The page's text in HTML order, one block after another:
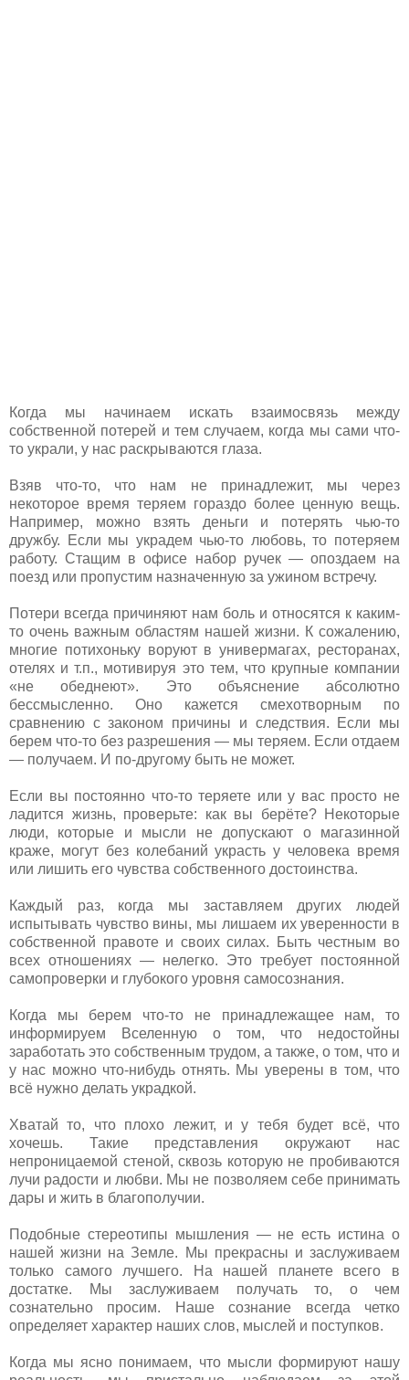
Когда мы начинаем искать взаимосвязь между
собственной потерей и тем случаем, когда мы сами что-
то украли, у нас раскрываются глаза.
Взяв что-то, что нам не принадлежит, мы через
некоторое время теряем гораздо более ценную вещь.
Например, можно взять деньги и потерять чью-то
дружбу. Если мы украдем чью-то любовь, то потеряем
работу. Стащим в офисе набор ручек — опоздаем на
поезд или пропустим назначенную за ужином встречу.
Потери всегда причиняют нам боль и относятся к каким-
то очень важным областям нашей жизни. К сожалению,
многие потихоньку воруют в универмагах, ресторанах,
отелях и т.п., мотивируя это тем, что крупные компании
«не обеднеют». Это объяснение абсолютно
бессмысленно. Оно кажется смехотворным по
сравнению с законом причины и следствия. Если мы
берем что-то без разрешения — мы теряем. Если отдаем
— получаем. И по-другому быть не может.
Если вы постоянно что-то теряете или у вас просто не
ладится жизнь, проверьте: как вы берёте? Некоторые
люди, которые и мысли не допускают о магазинной
краже, могут без колебаний украсть у человека время
или лишить его чувства собственного достоинства.
Каждый раз, когда мы заставляем других людей
испытывать чувство вины, мы лишаем их уверенности в
собственной правоте и своих силах. Быть честным во
всех отношениях — нелегко. Это требует постоянной
самопроверки и глубокого уровня самосознания.
Когда мы берем что-то не принадлежащее нам, то
информируем Вселенную о том, что недостойны
заработать это собственным трудом, а также, о том, что и
у нас можно что-нибудь отнять. Мы уверены в том, что
всё нужно делать украдкой.
Хватай то, что плохо лежит, и у тебя будет всё, что
хочешь. Такие представления окружают нас
непроницаемой стеной, сквозь которую не пробиваются
лучи радости и любви. Мы не позволяем себе принимать
дары и жить в благополучии.
Подобные стереотипы мышления — не есть истина о
нашей жизни на Земле. Мы прекрасны и заслуживаем
только самого лучшего. На нашей планете всего в
достатке. Мы заслуживаем получать то, о чем
сознательно просим. Наше сознание всегда четко
определяет характер наших слов, мыслей и поступков.
Когда мы ясно понимаем, что мысли формируют нашу